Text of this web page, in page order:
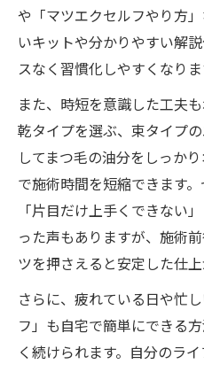
や「マツエクセルフやり方
いキットや分かりやすい解
スなく習慣化しやすくなりま
また、時短を意識した工夫
乾タイプを選ぶ、束タイプ
してまつ毛の油分をしっか
で施術時間を短縮できます
「片目だけ上手くできない
った声もありますが、施術
ツを押さえると安定した仕上
さらに、疲れている日や忙
フ」も自宅で簡単にできる
く続けられます。自分のラ